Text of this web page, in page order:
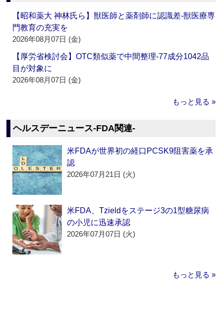
【昭和薬大 神林氏ら】獣医師と薬剤師に認識差‐獣医療専
門教育の充実を
2026年08月07日 (金)
【厚労省検討会】OTC類似薬で中間整理‐77成分1042品
目が対象に
2026年08月07日 (金)
もっと見る »
ヘルスデーニュース‐FDA関連‐
米FDAが世界初の経口PCSK9阻害薬を承
認
2026年07月21日 (火)
米FDA、Tzieldをステージ3の1型糖尿病
の小児に迅速承認
2026年07月07日 (火)
もっと見る »